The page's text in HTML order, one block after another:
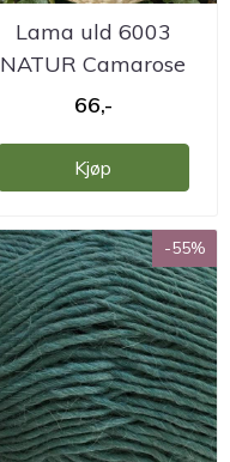
Lama uld 6003
NATUR Camarose
66,-
Kjøp
-55%